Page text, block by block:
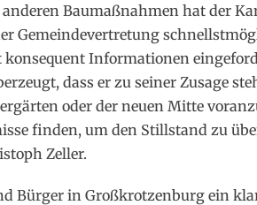
Baumaßnahmen hat der
Gemeindevertretung
konsequent Informationen
dass er zu seiner Zusage
oder der neuen Mitte
finden, um den Stillstand zu
Zeller.
Bürger in Großkrotzenburg ein